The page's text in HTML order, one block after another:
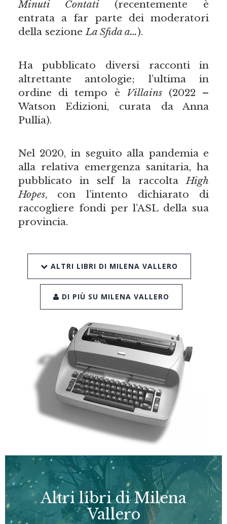
Minuti Contati(recentemente è
entrata a far parte dei moderatori
della sezioneLa Sfida a…).
Ha pubblicato diversi racconti in
altrettante antologie; l’ultima in
ordine di tempo è Villains(2022 –
Watson Edizioni, curata da Anna
Pullia).
Nel 2020, in seguito alla pandemia e
alla relativa emergenza sanitaria, ha
pubblicato in self la raccoltaHigh
Hopes, con l’intento dichiarato di
raccogliere fondi per l’ASL della sua
provincia.
ALTRI LIBRI DI MILENA VALLERO
DI PIÙ SU MILENA VALLERO
Altri libri di Milena
Vallero